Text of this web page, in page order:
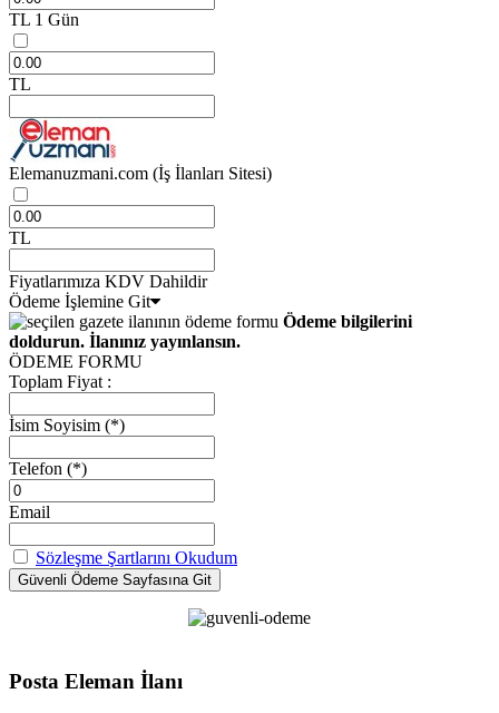
TL 1 Gün
TL
Elemanuzmani.com (İş İlanları Sitesi)
TL
Fiyatlarımıza KDV Dahildir
Ödeme İşlemine Git
Ödeme bilgilerini
doldurun. İlanınız yayınlansın.
ÖDEME FORMU
Toplam Fiyat :
İsim Soyisim (*)
Telefon (*)
Email
Sözleşme Şartlarını Okudum
Posta Eleman İlanı